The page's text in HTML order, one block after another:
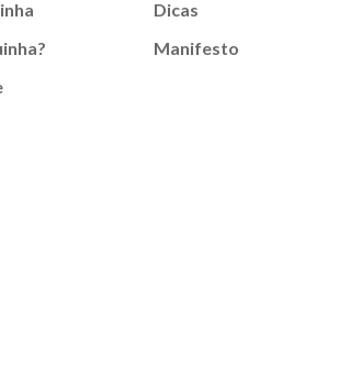
Dicas
Manifesto